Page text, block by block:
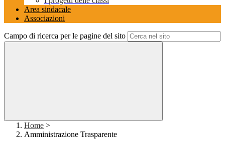
Area sindacale
Associazioni
Campo di ricerca per le pagine del sito
Home >
Amministrazione Trasparente